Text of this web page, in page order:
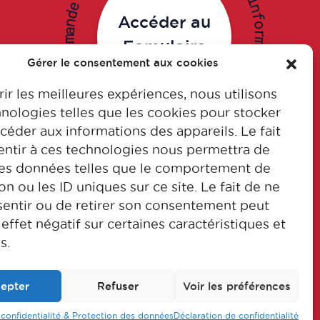
Gérer le consentement aux cookies
les meilleures expériences, nous utilisons
telles que les cookies pour stocker
aux informations des appareils. Le fait
à ces technologies nous permettra de
données telles que le comportement de
ou les ID uniques sur ce site. Le fait de ne
ou de retirer son consentement peut
négatif sur certaines caractéristiques et
Refuser Voir les préférences
& Protection des donnéesDéclaration de confidentialité
Accéder au
Fomulaire
n
f
o
r
m
.
D
e
m
a
n
d
e
d
'
i
n
f
o
r
m
a
t
i
o
n
D
e
m
a
n
d
e
Nos formations
Contactez-nous
© CFA Leem Apprentissage